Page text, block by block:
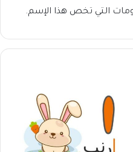
التي تخص هذا الإسم.